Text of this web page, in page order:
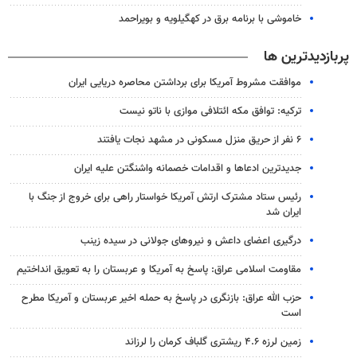
خاموشی با برنامه برق در کهگیلویه و بویراحمد
پربازدیدترین ها
موافقت مشروط آمریکا برای برداشتن محاصره دریایی ایران
ترکیه: توافق مکه ائتلافی موازی با ناتو نیست
۶ نفر از حریق منزل مسکونی در مشهد نجات یافتند
جدیدترین ادعاها و اقدامات خصمانه واشنگتن علیه ایران
رئیس ستاد مشترک ارتش آمریکا خواستار راهی برای خروج از جنگ با
ایران شد
درگیری اعضای داعش و نیروهای جولانی در سیده زینب
مقاومت اسلامی عراق: پاسخ به آمریکا و عربستان را به تعویق انداختیم
حزب الله عراق: بازنگری در پاسخ به حمله اخیر عربستان و آمریکا مطرح
است
زمین لرزه ۴.۶ ریشتری گلباف کرمان را لرزاند